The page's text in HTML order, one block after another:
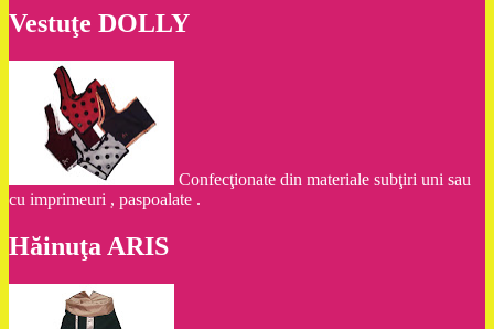
Vestuţe DOLLY
Confecţionate din materiale subţiri uni sau
cu imprimeuri , paspoalate .
Hăinuţa ARIS